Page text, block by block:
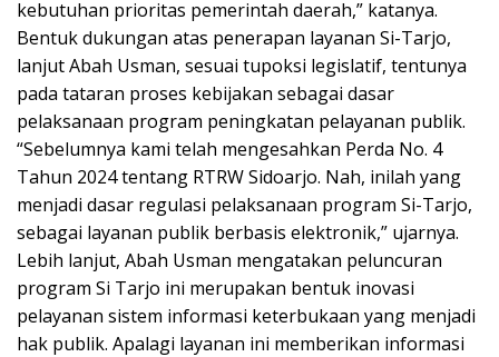
kebutuhan prioritas pemerintah daerah,” katanya.
Bentuk dukungan atas penerapan layanan Si-Tarjo,
lanjut Abah Usman, sesuai tupoksi legislatif, tentunya
pada tataran proses kebijakan sebagai dasar
pelaksanaan program peningkatan pelayanan publik.
“Sebelumnya kami telah mengesahkan Perda No. 4
Tahun 2024 tentang RTRW Sidoarjo. Nah, inilah yang
menjadi dasar regulasi pelaksanaan program Si-Tarjo,
sebagai layanan publik berbasis elektronik,” ujarnya.
Lebih lanjut, Abah Usman mengatakan peluncuran
program Si Tarjo ini merupakan bentuk inovasi
pelayanan sistem informasi keterbukaan yang menjadi
hak publik. Apalagi layanan ini memberikan informasi